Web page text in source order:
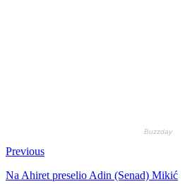
Previous
Na Ahiret preselio Adin (Senad) Mikić